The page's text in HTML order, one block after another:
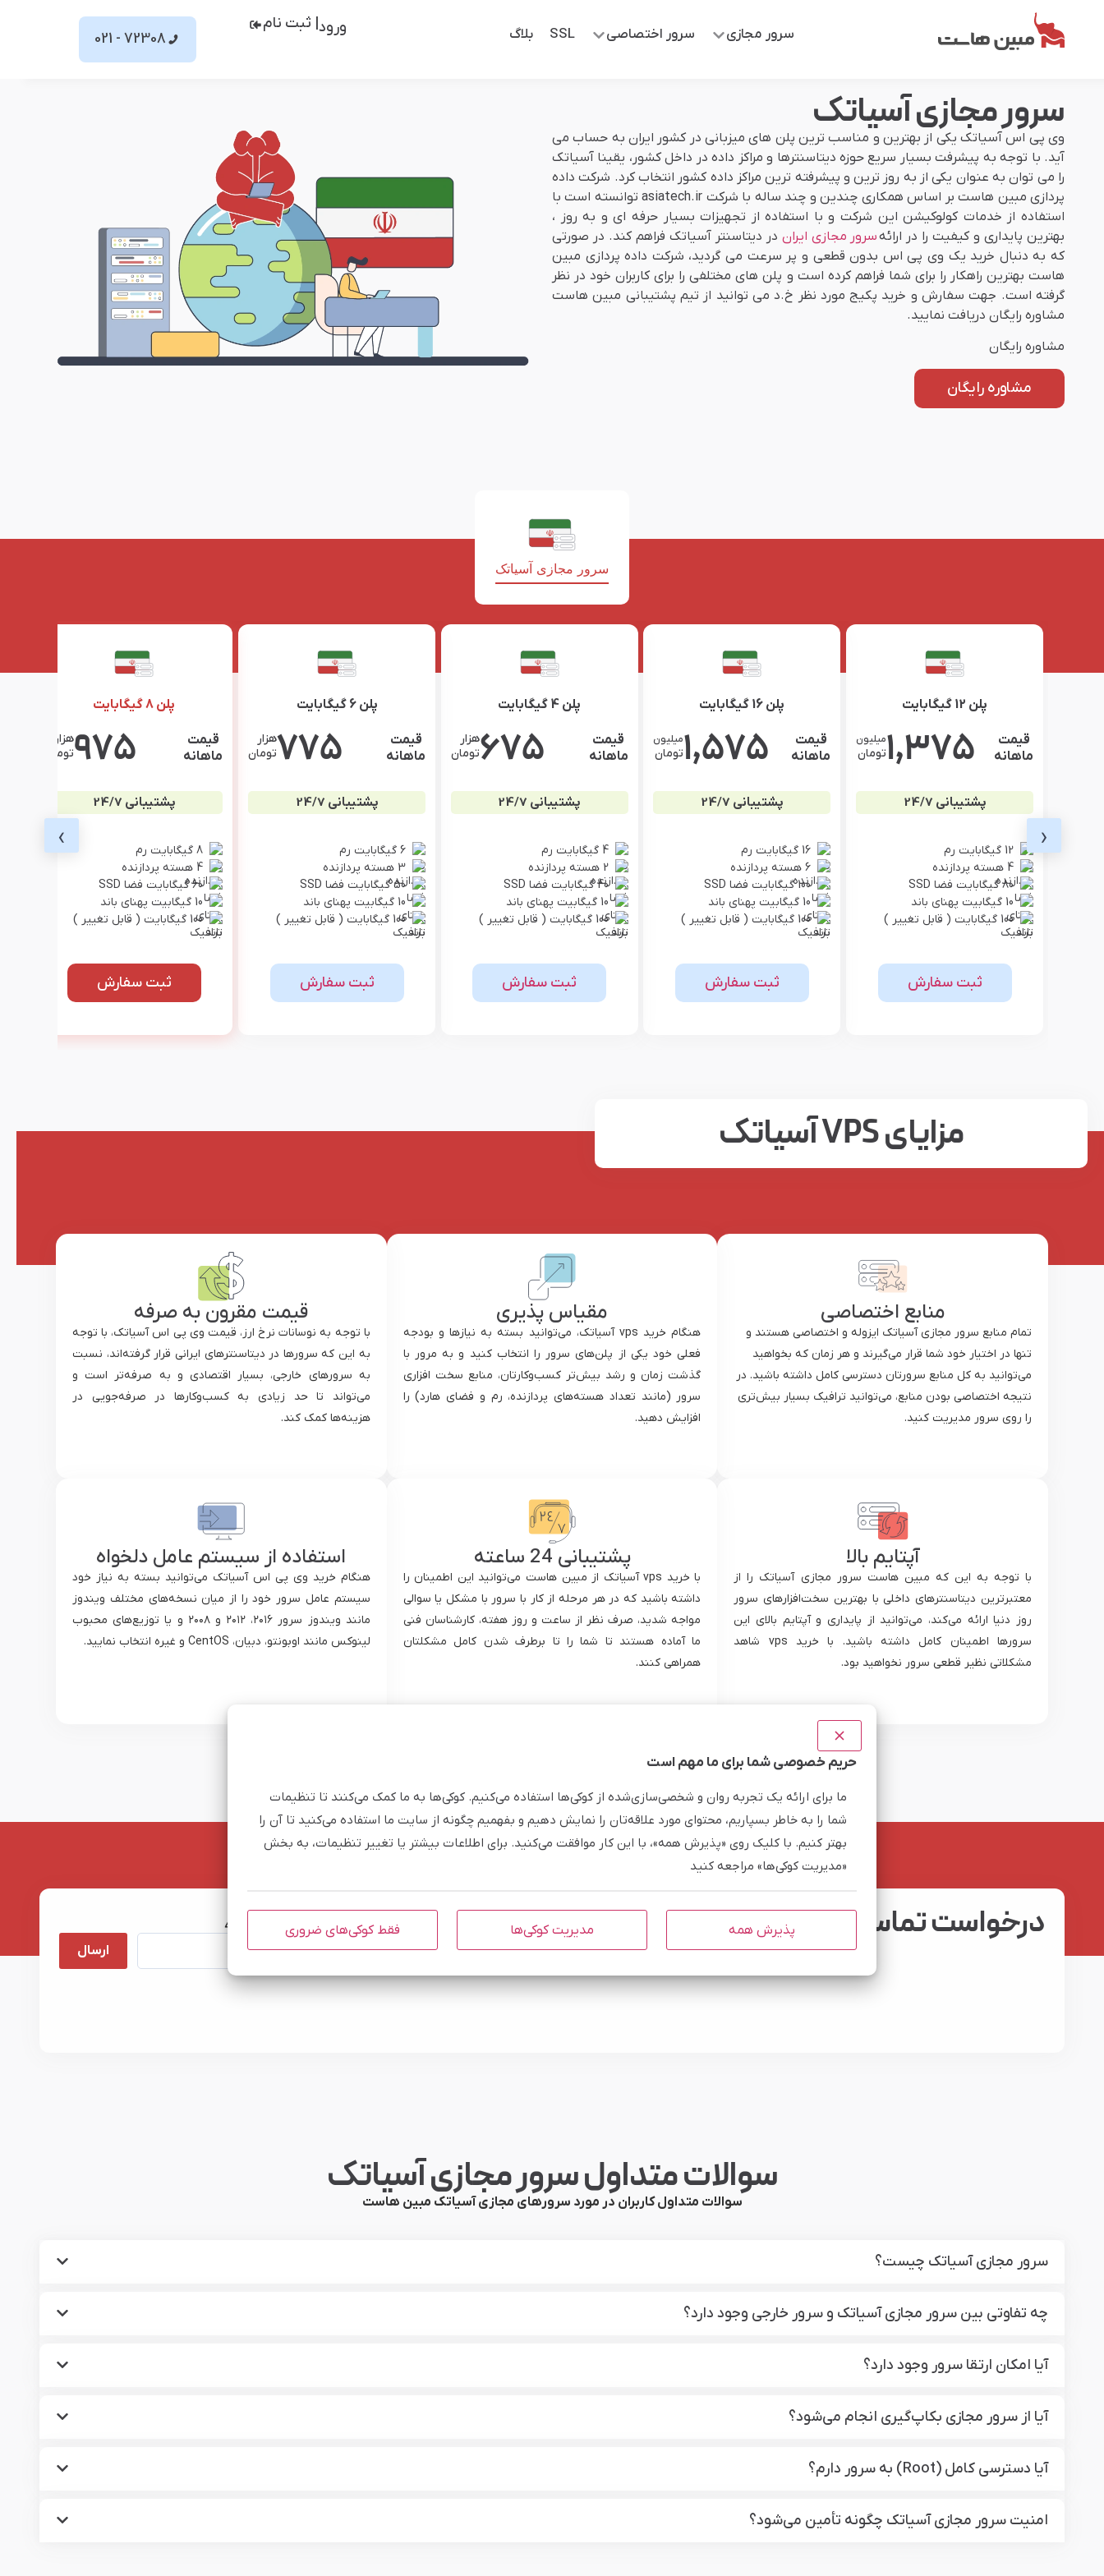
سرور مجازی سرور اختصاصی SSL بلاگ ورود | ثبت نام
72308 - 021
سرور مجازی آسیاتک
وی پی اس آسیاتک یکی از بهترین و مناسب ترین پلن های میزبانی در کشور ایران به حساب می
آید. با توجه به پیشرفت بسیار سریع حوزه دیتاسنترها و مراکز داده در داخل کشور، یقینا آسیاتک
را می توان به عنوان یکی از به روز ترین و پیشرفته ترین مراکز داده کشور انتخاب کرد. شرکت داده
پردازی مبین هاست بر اساس همکاری چندین و چند ساله با شرکت asiatech.ir توانسته است با
استفاده از خدمات کولوکیشن این شرکت و با استفاده از تجهیزات بسیار حرفه ای و به روز ،
بهترین پایداری و کیفیت را در ارائهسرور مجازی ایران در دیتاسنتر آسیاتک فراهم کند. در صورتی
که به دنبال خرید یک وی پی اس بدون قطعی و پر سرعت می گردید، شرکت داده پردازی مبین
هاست بهترین راهکار را برای شما فراهم کرده است و پلن های مختلفی را برای کاربران خود در نظر
گرفته است. جهت سفارش و خرید پکیج مورد نظر خ.د می توانید از تیم پشتیبانی مبین هاست
مشاوره رایگان دریافت نمایید.
مشاوره رایگان
مشاوره رایگان
سرور مجازی آسیاتک
‹
پلن 12 گیگابایت
قیمت
ماهانه
1,375میلیون
تومان
پشتیبانی 24/7
12 گیگابایت رم
4 هسته پردازنده
80 گیگابایت فضا SSD
10 گیگابیت پهنای باند
100 گیگابایت ( قابل تغییر )
ثبت سفارش
پلن 16 گیگابایت
قیمت
ماهانه
1,575میلیون
تومان
پشتیبانی 24/7
16 گیگابایت رم
6 هسته پردازنده
100 گیگابایت فضا SSD
10 گیگابیت پهنای باند
100 گیگابایت ( قابل تغییر )
ثبت سفارش
پلن 4 گیگابایت
قیمت
ماهانه
675هزار
تومان
پشتیبانی 24/7
4 گیگابایت رم
2 هسته پردازنده
40 گیگابایت فضا SSD
10 گیگابیت پهنای باند
100 گیگابایت ( قابل تغییر )
ثبت سفارش
پلن 6 گیگابایت
قیمت
ماهانه
775هزار
تومان
پشتیبانی 24/7
6 گیگابایت رم
3 هسته پردازنده
50 گیگابایت فضا SSD
10 گیگابیت پهنای باند
100 گیگابایت ( قابل تغییر )
ثبت سفارش
پلن 8 گیگابایت
قیمت
ماهانه
975هزار
تومان
پشتیبانی 24/7
8 گیگابایت رم
4 هسته پردازنده
60 گیگابایت فضا SSD
10 گیگابیت پهنای باند
100 گیگابایت ( قابل تغییر )
ثبت سفارش
›
مزایای VPS آسیاتک
منابع اختصاصی
تمام منابع سرور مجازی آسیاتک ایزوله و اختصاصی هستند و
تنها در اختیار خود شما قرار می‌گیرند و هر زمان که بخواهید
می‌توانید به کل منابع سرورتان دسترسی کامل داشته باشید. در
نتیجه اختصاصی بودن منابع، می‌توانید ترافیک بسیار بیش‌تری
را روی سرور مدیریت کنید.
مقیاس پذیری
هنگام خرید vps آسیاتک، می‌توانید بسته به نیازها و بودجه
فعلی خود یکی از پلن‌های سرور را انتخاب کنید و به مرور با
گذشت زمان و رشد بیش‌تر کسب‌و‌کارتان، منابع سخت افزاری
سرور (مانند تعداد هسته‌های پردازنده، رم و فضای هارد) را
افزایش دهید.
قیمت مقرون به صرفه
با توجه به نوسانات نرخ ارز، قیمت وی پی اس آسیاتک، با توجه
به این که سرورها در دیتاسنترهای ایرانی قرار گرفته‌اند، نسبت
به سرورهای خارجی، بسیار اقتصادی و به صرفه‌تر است و
می‌تواند تا حد زیادی به کسب‌و‌کارها در صرفه‌جویی در
هزینه‌ها کمک کند.
آپتایم بالا
با توجه به این که مبین هاست سرور مجازی آسیاتک را از
معتبرترین دیتاسنترهای داخلی با بهترین سخت‌افزارهای سرور
روز دنیا ارائه می‌کند، می‌توانید از پایداری و آپتایم بالای این
سرورها اطمینان کامل داشته باشید. با خرید vps شاهد
مشکلاتی نظیر قطعی سرور نخواهید بود.
پشتیبانی 24 ساعته
با خرید vps آسیاتک از مبین هاست می‌توانید این اطمینان را
داشته باشید که در هر مرحله از کار با سرور با مشکل یا سوالی
مواجه شدید، صرف نظر از ساعت و روز هفته، کارشناسان فنی
ما آماده هستند تا شما را تا برطرف شدن کامل مشکلتان
همراهی کنند.
استفاده از سیستم عامل دلخواه
هنگام خرید وی پی اس آسیاتک می‌توانید بسته به نیاز خود
سیستم عامل سرور خود را از میان نسخه‌های مختلف ویندوز
مانند ویندوز سرور ۲۰۱۶، ۲۰۱۲ و ۲۰۰۸ و یا توزیع‌های محبوب
لینوکس مانند اوبونتو، دبیان، CentOS و غیره انتخاب نمایید.
درخواست تماس نام و نام خانوادگی موبایل کد امنیتی: 4 + 5
ارسال
سوالات متداول سرور مجازی آسیاتک
سوالات متداول کاربران در مورد سرورهای مجازی آسیاتک مبین هاست
سرور مجازی آسیاتک چیست؟
چه تفاوتی بین سرور مجازی آسیاتک و سرور خارجی وجود دارد؟
آیا امکان ارتقا سرور وجود دارد؟
آیا از سرور مجازی بکاپ‌گیری انجام می‌شود؟
آیا دسترسی کامل (Root) به سرور دارم؟
امنیت سرور مجازی آسیاتک چگونه تأمین می‌شود؟
حریم خصوصی شما برای ما مهم است
ما برای ارائه یک تجربه روان و شخصی‌سازی‌شده از کوکی‌ها استفاده می‌کنیم. کوکی‌ها به ما کمک می‌کنند تا تنظیمات
شما را به خاطر بسپاریم، محتوای مورد علاقه‌تان را نمایش دهیم و بفهمیم چگونه از سایت ما استفاده می‌کنید تا آن را
بهتر کنیم. با کلیک روی «پذیرش همه»، با این کار موافقت می‌کنید. برای اطلاعات بیشتر یا تغییر تنظیمات، به بخش
«مدیریت کوکی‌ها» مراجعه کنید
پذیرش همه مدیریت کوکی‌ها فقط کوکی‌های ضروری